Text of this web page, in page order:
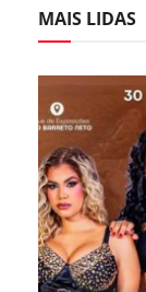
MAIS LIDAS